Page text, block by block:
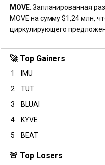
MOVE: Запланированная
MOVE на сумму $1,24 млн,
циркулирующего
🚀 Top Gainers
1 IMU
2
TUT
3
BLUAI
4
KYVE
5
BEAT
🚨 Top Losers